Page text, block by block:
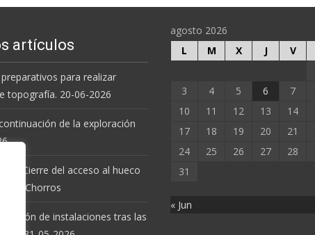
artículos
preparativos para realizar
topografía. 20-06-2026
de la exploración
de Cierre del acceso al hueco
de Chorros
revisión de instalaciones tras las
agosto 2026
L
M X J V
3
4 5 6 7
10
11 12 13 14
17
18 19 20 21
24
25 26 27 28
31
« Jun